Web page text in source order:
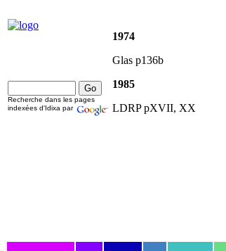
1974
Glas p136b
1985
LDRP pXVII, XX
Recherche dans les pages
indexées d'Idixa par